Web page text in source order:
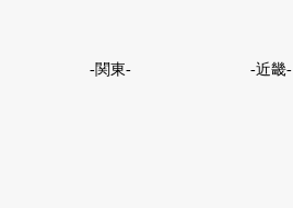
-関東- -近畿-